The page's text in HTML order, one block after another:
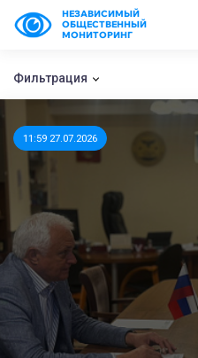
НЕЗАВИСИМЫЙ
ОБЩЕСТВЕННЫЙ
МОНИТОРИНГ
Фильтрация
11:59 27.07.2026